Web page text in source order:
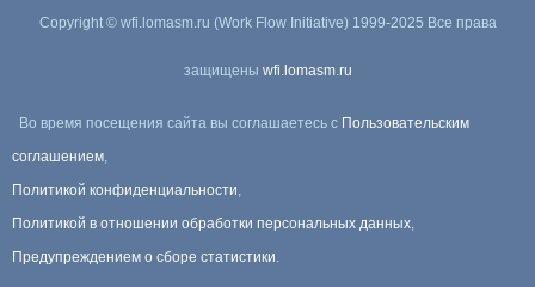
Copyright © wfi.lomasm.ru (Work Flow Initiative) 1999-2025 Все права
защищены wfi.lomasm.ru
Во время посещения сайта вы соглашаетесь с Пользовательским
соглашением,
Политикой конфиденциальности,
Политикой в отношении обработки персональных данных,
Предупреждением о сборе статистики.